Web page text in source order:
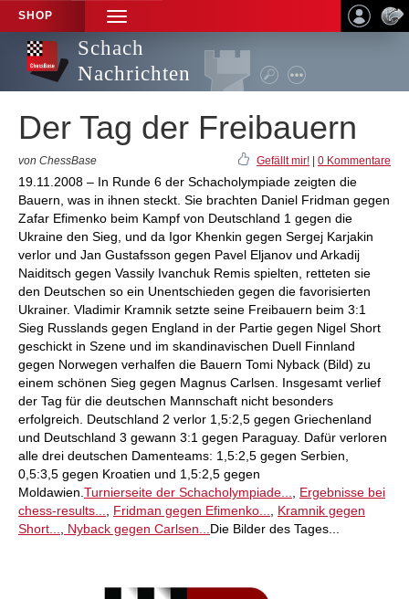
SHOP
TOGGLE
NAVIGATION
Schach
Nachrichten
Der Tag der Freibauern
von ChessBase Gefällt mir! 0 Kommentare
19.11.2008 – In Runde 6 der Schacholympiade zeigten die
Bauern, was in ihnen steckt. Sie brachten Daniel Fridman gegen
Zafar Efimenko beim Kampf von Deutschland 1 gegen die
Ukraine den Sieg, und da Igor Khenkin gegen Sergej Karjakin
verlor und Jan Gustafsson gegen Pavel Eljanov und Arkadij
Naiditsch gegen Vassily Ivanchuk Remis spielten, retteten sie
den Deutschen so ein Unentschieden gegen die favorisierten
Ukrainer. Vladimir Kramnik setzte seine Freibauern beim 3:1
Sieg Russlands gegen England in der Partie gegen Nigel Short
geschickt in Szene und im skandinavischen Duell Finnland
gegen Norwegen verhalfen die Bauern Tomi Nyback (Bild) zu
einem schönen Sieg gegen Magnus Carlsen. Insgesamt verlief
der Tag für die deutschen Mannschaft nicht besonders
erfolgreich. Deutschland 2 verlor 1,5:2,5 gegen Griechenland
und Deutschland 3 gewann 3:1 gegen Paraguay. Dafür verloren
alle drei deutschen Damenteams: 1,5:2,5 gegen Serbien,
0,5:3,5 gegen Kroatien und 1,5:2,5 gegen
Moldawien. Turnierseite der Schacholympiade...
Ergebnisse bei
chess-results...
Fridman gegen Efimenko...
Kramnik gegen
Short...
Nyback gegen Carlsen... Die Bilder des Tages...